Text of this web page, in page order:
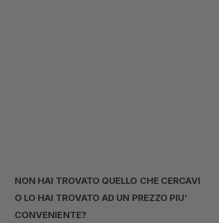
NON HAI TROVATO QUELLO CHE CERCAVI
O LO HAI TROVATO AD UN PREZZO PIU’
CONVENIENTE?